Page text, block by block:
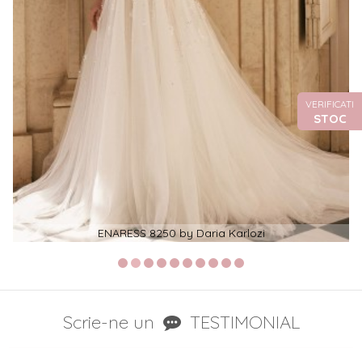
ENARESS 8250 by Daria Karlozi
Scrie-ne un TESTIMONIAL
VERIFICATI
STOC